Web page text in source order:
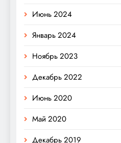
Июнь 2024
Январь 2024
Ноябрь 2023
Декабрь 2022
Июнь 2020
Май 2020
Декабрь 2019